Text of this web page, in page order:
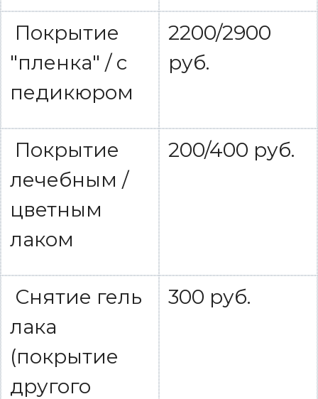
Покрытие
"пленка" / с
педикюром
2200/2900
руб.
Покрытие
лечебным /
цветным
лаком
200/400 руб.
Снятие гель
лака
(покрытие
другого
300 руб.